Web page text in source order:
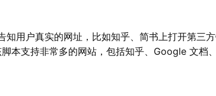
用户真实的网址，比如知乎、简书上打开第三
支持非常多的网站，包括知乎、Google 文档